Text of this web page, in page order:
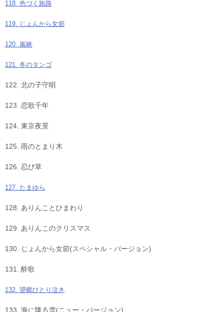
118. 色づく旅路
119. じょんから女節
120. 嵐峡
121. 冬のタンゴ
122. 北の子守唄
123. 恋歌千年
124. 東京夜景
125. 雨のとまり木
126. 忍び草
127. たまゆら
128. ありんことひまわり
129. ありんこのクリスマス
130. じょんから女節(スペシャル・バージョン)
131. 酔歌
132. 望郷ひとり泣き
133. 海に降る雪(ニュー・バージョン)